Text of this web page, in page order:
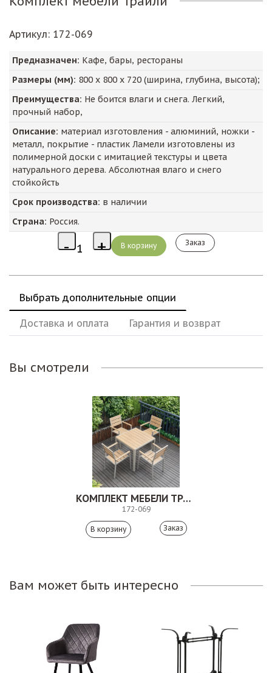
Артикул: 172-069
Предназначен: Кафе, бары, рестораны
Размеры (мм): 800 х 800 х 720 (ширина, глубина, высота);
Преимущества: Не боится влаги и снега. Легкий,
прочный набор,
Описание: материал изготовления - алюминий, ножки -
металл, покрытие - пластик Ламели изготовлены из
полимерной доски с имитацией текстуры и цвета
натурального дерева. Абсолютная влаго и снего
стойкойсть
Срок производства: в наличии
Страна: Россия.
Заказ
Выбрать дополнительные опции
Доставка и оплата Гарантия и возврат
Вы смотрели
КОМПЛЕКТ МЕБЕЛИ ТРАЙЛИ
172-069
Заказ
Вам может быть интересно